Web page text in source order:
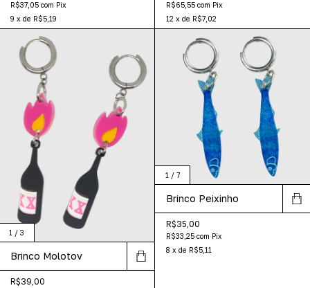
R$37,05 com Pix
9 x de R$5,19
R$65,55 com Pix
12 x de R$7,02
1 / 3
Brinco Molotov
R$39,00
1 / 7
Brinco Peixinho
R$35,00
R$33,25 com Pix
8 x de R$5,11